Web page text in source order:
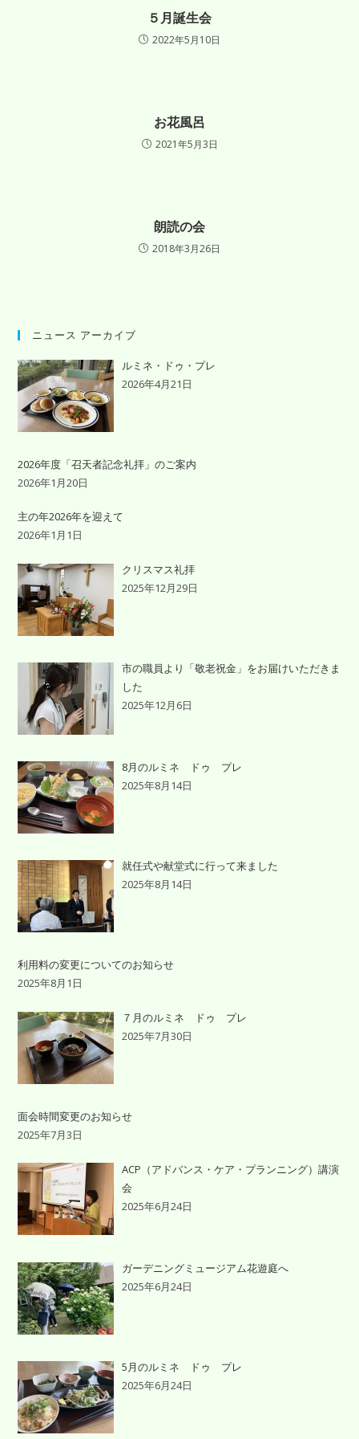
５月誕生会
2022年5月10日
お花風呂
2021年5月3日
朗読の会
2018年3月26日
ニュース アーカイブ
ルミネ・ドゥ・プレ
2026年4月21日
2026年度「召天者記念礼拝」のご案内
2026年1月20日
主の年2026年を迎えて
2026年1月1日
クリスマス礼拝
2025年12月29日
市の職員より「敬老祝金」をお届けいただきま
した
2025年12月6日
8月のルミネ ドゥ プレ
2025年8月14日
就任式や献堂式に行って来ました
2025年8月14日
利用料の変更についてのお知らせ
2025年8月1日
７月のルミネ ドゥ プレ
2025年7月30日
面会時間変更のお知らせ
2025年7月3日
ACP（アドバンス・ケア・プランニング）講演
会
2025年6月24日
ガーデニングミュージアム花遊庭へ
2025年6月24日
5月のルミネ ドゥ プレ
2025年6月24日